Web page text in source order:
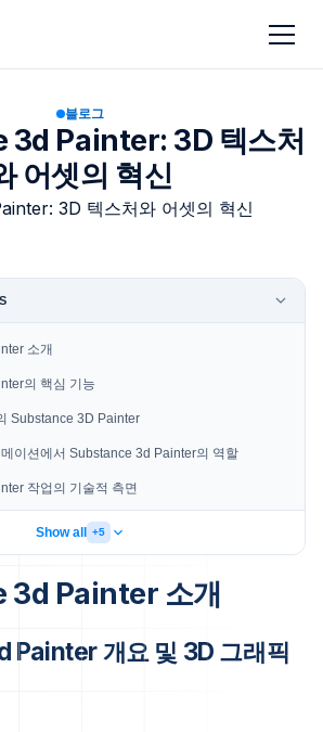
블로그
Painter: 3D 텍스처
어셋의 혁신
Painter 소개
Painter 개요 및 3D 그래픽
소개
의 핵심 기능
Substance 3D Painter
이션에서 Substance 3d Painter의 역할
작업의 기술적 측면
Show all +5